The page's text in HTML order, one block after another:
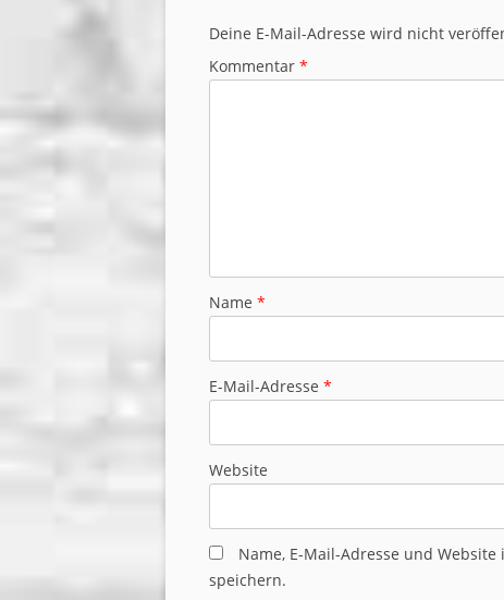
Deine E-Mail-Adresse wird nicht
Kommentar *
Name *
E-Mail-Adresse *
Website
Name, E-Mail-Adresse und
speichern.